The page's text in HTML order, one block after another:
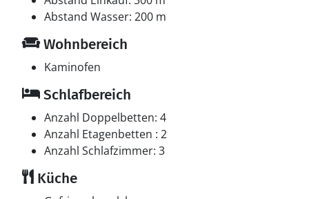
Im Swimmingpool können sich Jung und Alt
zu 3 m in der Breite, 5,5 m in der Länge und bis zu 1,4
m in der Tiefe. Die Wassertemperatur liegt zwischen 24
Abstand Wasser: 200 m
Wohnbereich
Kaminofen
Schlafbereich
Anzahl Doppelbetten: 4
Anzahl Etagenbetten : 2
Anzahl Schlafzimmer: 3
Küche